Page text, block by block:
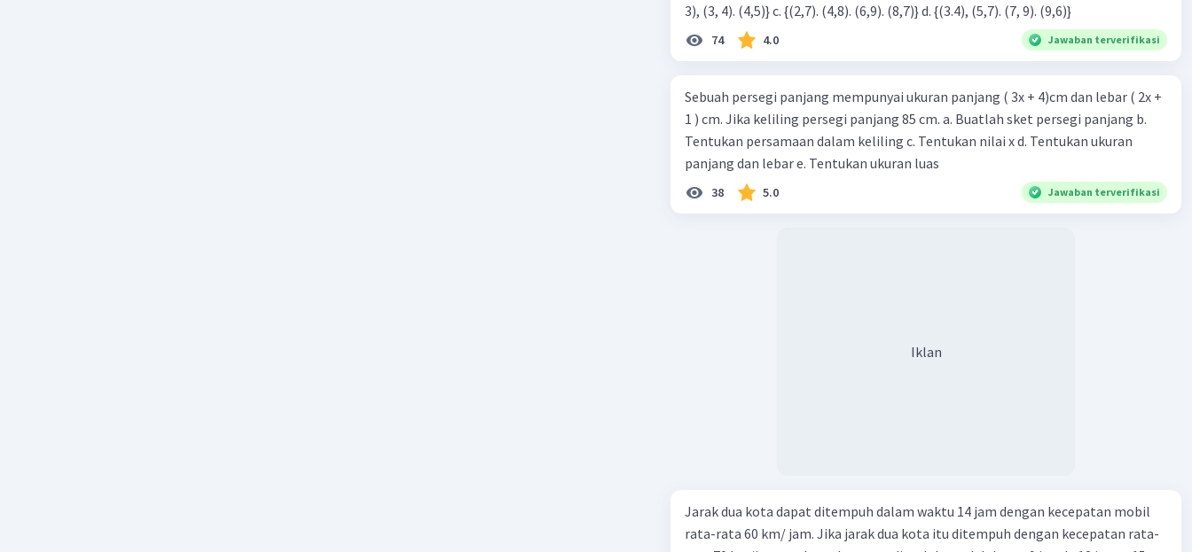
3), (3, 4). (4,5)} c. {(2,7). (4,8). (6,9). (8,7)} d. {(3.4), (5,7). (7, 9). (9,6)}
74 4.0 Jawaban terverifikasi
Sebuah persegi panjang mempunyai ukuran panjang ( 3x + 4)cm dan lebar ( 2x +
1 ) cm. Jika keliling persegi panjang 85 cm. a. Buatlah sket persegi panjang b.
Tentukan persamaan dalam keliling c. Tentukan nilai x d. Tentukan ukuran
panjang dan lebar e. Tentukan ukuran luas
38 5.0 Jawaban terverifikasi
Iklan
Jarak dua kota dapat ditempuh dalam waktu 14 jam dengan kecepatan mobil
rata-rata 60 km/ jam. Jika jarak dua kota itu ditempuh dengan kecepatan rata-